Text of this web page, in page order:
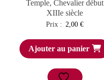
Temple, Chevalier début
XIIIe siècle
Prix : 2,00€
Ajouter au panier